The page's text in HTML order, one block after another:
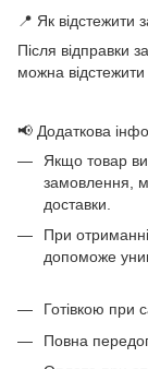
📍 Як відстежити
Після відправки
можна
📢 Додаткова
Якщо товар
замовлення,
доставки.
При
допоможе
Готівкою при
Повна